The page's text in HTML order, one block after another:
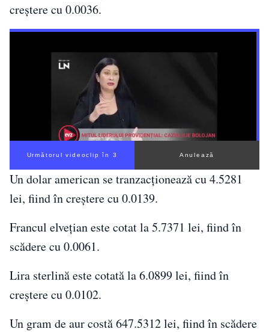
creștere cu 0.0036.
Următorul videoclip în 2 Anulează
Un dolar american se tranzacționează cu 4.5281
lei, fiind în creștere cu 0.0139.
Francul elvețian este cotat la 5.7371 lei, fiind în
scădere cu 0.0061.
Lira sterlină este cotată la 6.0899 lei, fiind în
creștere cu 0.0102.
Un gram de aur costă 647.5312 lei, fiind în scădere